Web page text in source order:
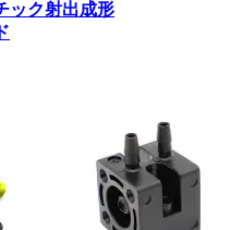
ック射出成形